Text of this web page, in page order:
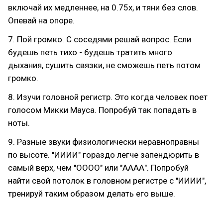
включай их медленнее, на 0.75х, и тяни без слов.
Опевай на опоре.
7. Пой громко. С соседями решай вопрос. Если
будешь петь тихо - будешь тратить много
дыхания, сушить связки, не сможешь петь потом
громко.
8. Изучи головной регистр. Это когда человек поет
голосом Микки Мауса. Попробуй так попадать в
ноты.
9. Разные звуки физиологически неравноправны
по высоте. "ИИИИ" гораздо легче запендюрить в
самый верх, чем "ОООО" или "АААА". Попробуй
найти свой потолок в головном регистре с "ИИИИ",
тренируй таким образом делать его выше.